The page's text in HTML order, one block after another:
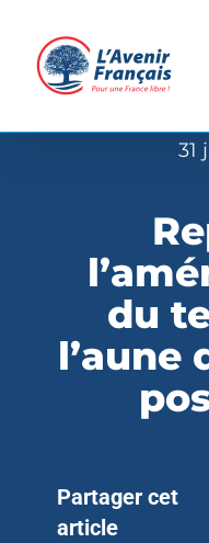
contenu
31
du
l’aune
Partager cet
article